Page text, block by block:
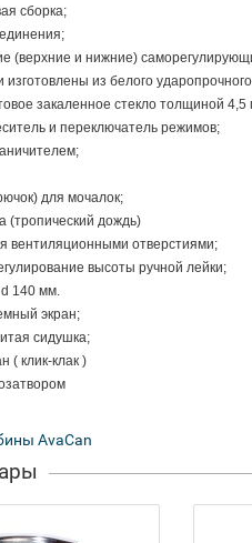
сборка;
(верхние и нижние)
изготовлены из белого
закаленное стекло толщиной 4,5
и переключатель режимов;
для мочалок;
(тропический дождь)
вентиляционными отверстиями;
высоты ручной лейки;
d 140 мм.
экран;
сидушка;
( клик-клак )
AvaCan